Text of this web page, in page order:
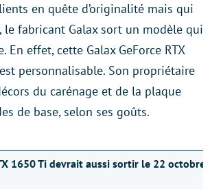
en quête d’originalité mais qui
le fabricant Galax sort un modèle qui
effet, cette Galax GeForce RTX
personnalisable. Son propriétaire
du carénage et de la plaque
de base, selon ses goûts.
1650 Ti devrait aussi sortir le 22